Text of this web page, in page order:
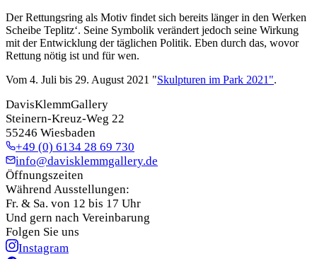
Der Rettungsring als Motiv findet sich bereits länger in den Werken
Scheibe Teplitz‘. Seine Symbolik verändert jedoch seine Wirkung
mit der Entwicklung der täglichen Politik. Eben durch das, wovor
Rettung nötig ist und für wen.
Vom 4. Juli bis 29. August 2021 "Skulpturen im Park 2021".
DavisKlemmGallery
Steinern-Kreuz-Weg 22
55246 Wiesbaden
+49 (0) 6134 28 69 730
info@davisklemmgallery.de
Öffnungszeiten
Während Ausstellungen:
Fr. & Sa. von 12 bis 17 Uhr
Und gern nach Vereinbarung
Folgen Sie uns
Instagram